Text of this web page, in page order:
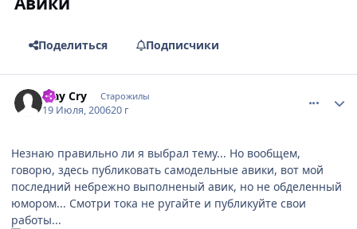
Поделиться Подписчики
May Cry Старожилы
19 Июля, 200620 г
Незнаю правильно ли я выбрал тему... Но вообщем,
говорю, здесь публиковать самодельные авики, вот мой
последний небрежно выполненый авик, но не обделенный
юмором... Смотри тока не ругайте и публикуйте свои
работы...